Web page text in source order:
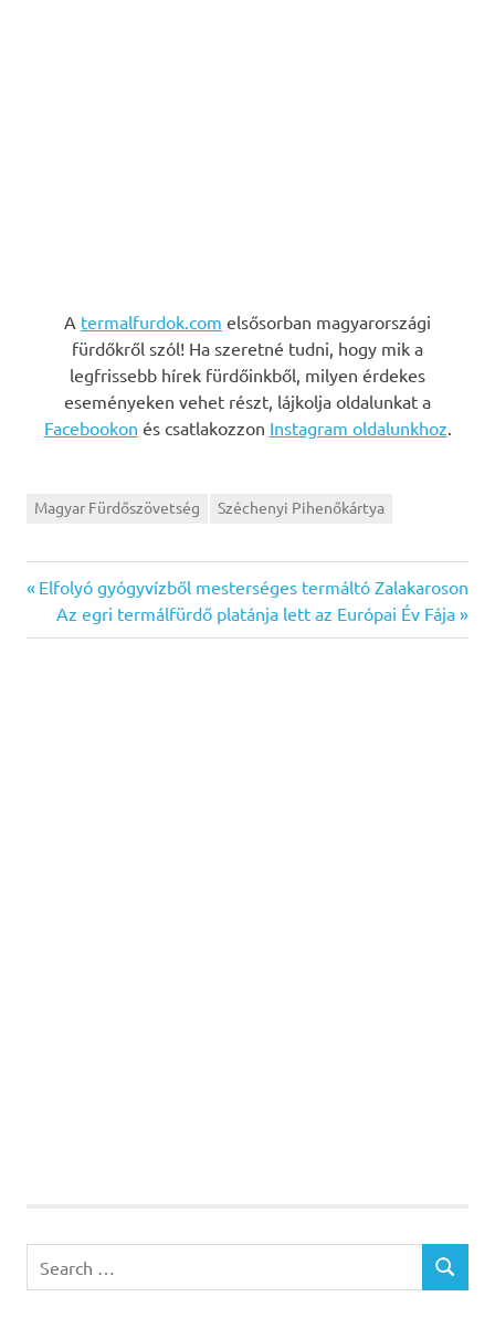
A termalfurdok.com elsősorban magyarországi
fürdőkről szól! Ha szeretné tudni, hogy mik a
legfrissebb hírek fürdőinkből, milyen érdekes
eseményeken vehet részt, lájkolja oldalunkat a
Facebookon és csatlakozzon Instagram oldalunkhoz
Magyar Fürdőszövetség Széchenyi Pihenőkártya
Bejegyzés
navigáció
Previous
Post:
Elfolyó gyógyvízből mesterséges termáltó Zalakaroson
Next
Post:
Az egri termálfürdő platánja lett az Európai Év Fája
for:
SEARCH